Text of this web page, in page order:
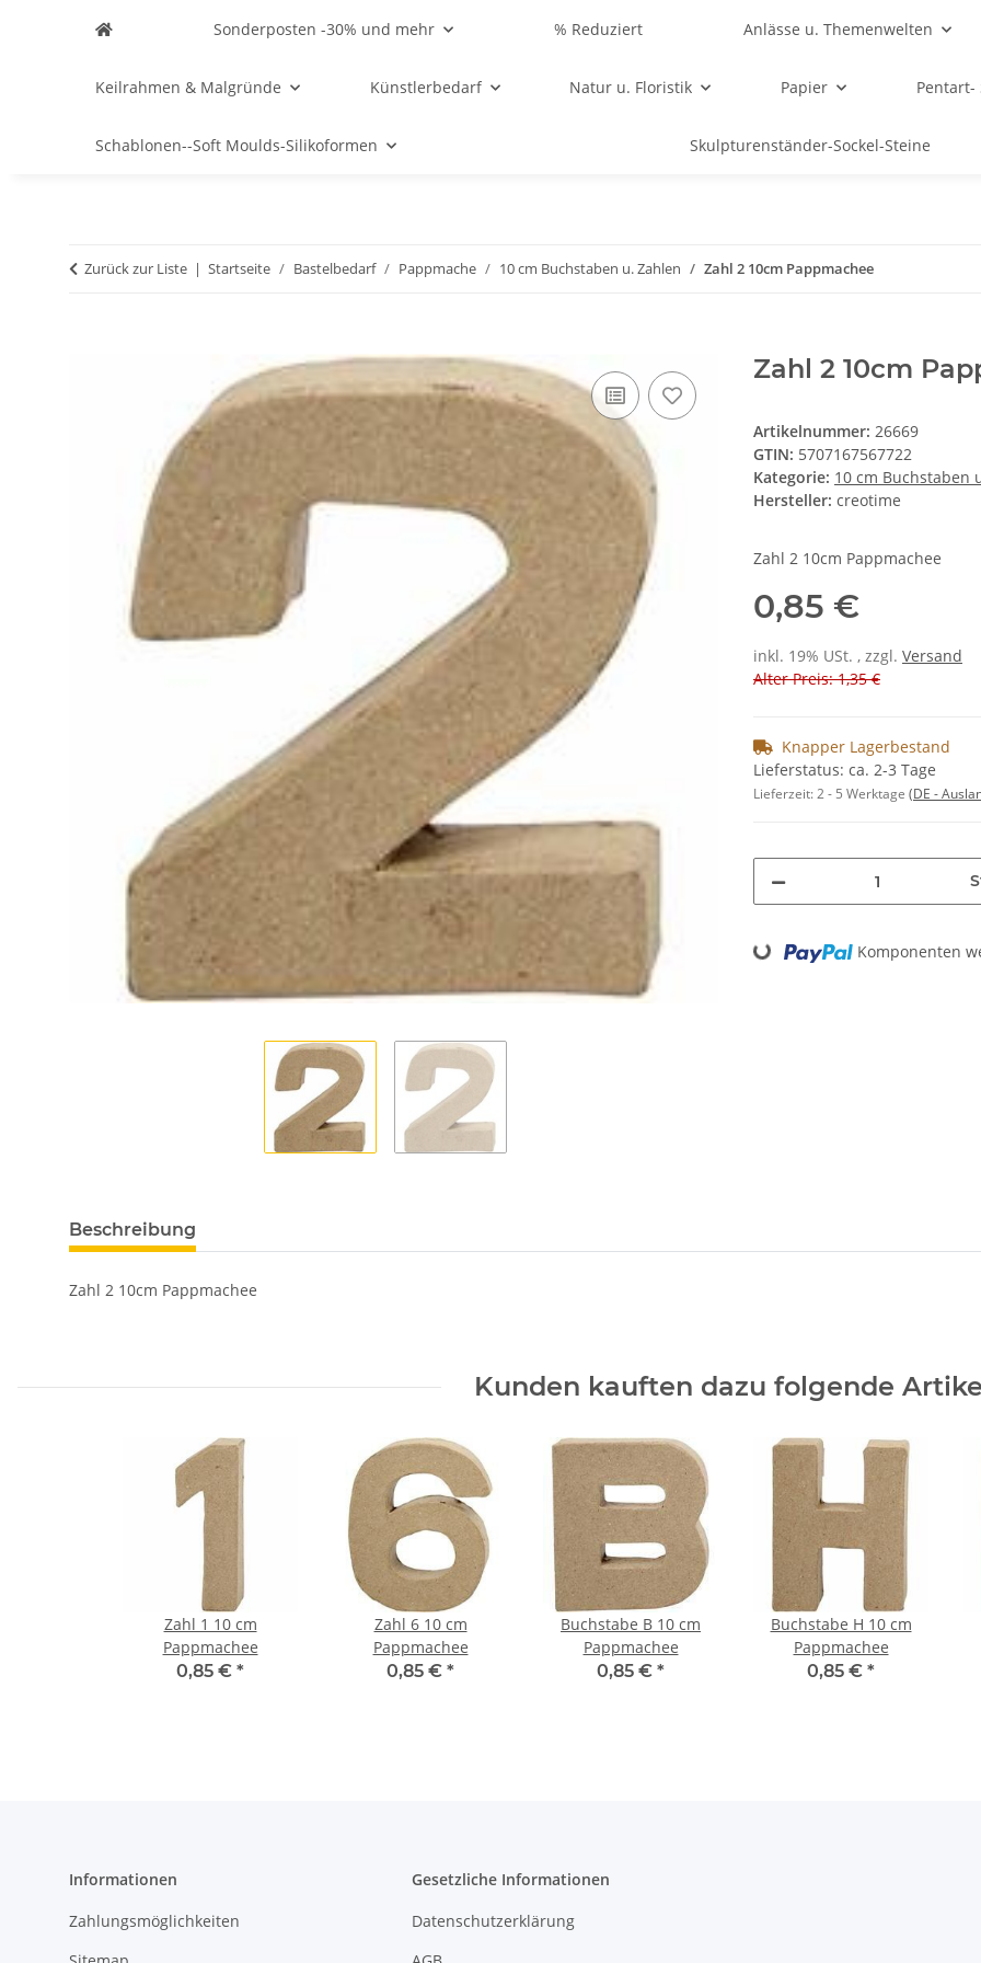
Sonderposten -30% und mehr % Reduziert Anlässe u. Themenwelten
Keilrahmen & Malgründe Künstlerbedarf Natur u. Floristik Papier Pentart-
Schablonen--Soft Moulds-Silikoformen Skulpturenständer-Sockel-Steine
Zurück zur Liste Startseite Bastelbedarf Pappmache 10 cm Buchstaben u. Zahlen Zahl 2 10cm Pappmachee
Zahl 2 10cm
Artikelnummer: 26669
GTIN: 5707167567722
Kategorie: 10 cm Buchstaben
Hersteller: creotime
Zahl 2 10cm Pappmachee
0,85 €
inkl. 19% USt. , zzgl. Versand
Alter Preis: 1,35 €
Knapper Lagerbestand
Lieferstatus: ca. 2-3 Tage
Lieferzeit:2 - 5 Werktage (DE -
Loading... Komponenten
Beschreibung
Zahl 2 10cm Pappmachee
Kunden kauften dazu folgende
Zahl 1 10 cm
Pappmachee
0,85 € *
Zahl 6 10 cm
Pappmachee
0,85 € *
Buchstabe B 10 cm
Pappmachee
0,85 € *
Buchstabe H 10 cm
Pappmachee
0,85 € *
Informationen
Zahlungsmöglichkeiten
Gesetzliche Informationen
Datenschutzerklärung